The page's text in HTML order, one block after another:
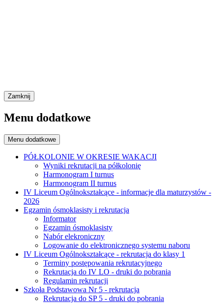
Zamknij
Menu dodatkowe
Menu dodatkowe
PÓŁKOLONIE W OKRESIE WAKACJI
Wyniki rekrutacji na półkolonię
Harmonogram I turnus
Harmonogram II turnus
IV Liceum Ogólnokształcące - informacje dla maturzystów -
2026
Egzamin ósmoklasisty i rekrutacja
Informator
Egzamin ósmoklasisty
Nabór elekroniczny
Logowanie do elektronicznego systemu naboru
IV Liceum Ogólnokształcące - rekrutacja do klasy 1
Terminy postępowania rekrutacyjnego
Rekrutacja do IV LO - druki do pobrania
Regulamin rekrutacji
Szkoła Podstawowa Nr 5 - rekrutacja
Rekrutacja do SP 5 - druki do pobrania